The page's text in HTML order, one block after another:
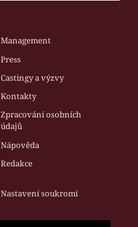
Management
Press
Castingy a výzvy
Kontakty
Zpracování osobních
údajů
Nápověda
Redakce
Nastavení soukromí